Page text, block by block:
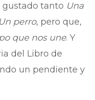
tanto Una
Un perro, pero que,
que nos une. Y
del Libro de
un pendiente y